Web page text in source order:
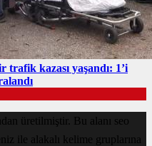
kazası yaşandı: 1’i
üretilmiştir. Bu alanı seo
ile alakalı kelime gruplarına